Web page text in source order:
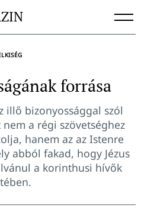
forrása
illő bizonyossággal szól
a régi szövetséghez
hanem az az Istenre
abból fakad, hogy Jézus
a korinthusi hívők